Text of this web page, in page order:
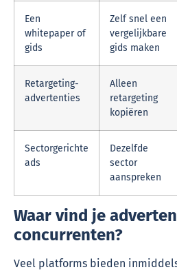
Een
whitepaper of
gids
Zelf snel een
vergelijkbare
gids maken
Retargeting-
advertenties
Alleen
retargeting
kopiëren
Sectorgerichte
ads
Dezelfde
sector
aanspreken
Waar vind je
concurrenten?
Veel platforms bieden